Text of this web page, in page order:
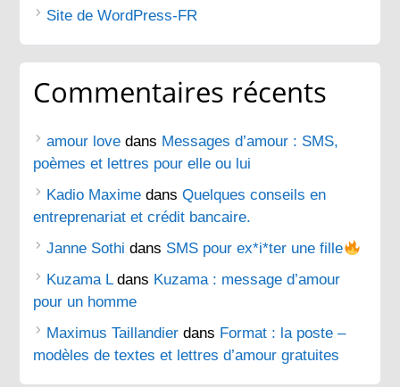
Site de WordPress-FR
Commentaires récents
amour love dans Messages d’amour : SMS,
poèmes et lettres pour elle ou lui
Kadio Maxime dansQuelques conseils en
entreprenariat et crédit bancaire.
Janne Sothi dans SMS pour ex*i*ter une fille
Kuzama Ldans Kuzama : message d’amour
pour un homme
Maximus Taillandier dans Format : la poste –
modèles de textes et lettres d’amour gratuites